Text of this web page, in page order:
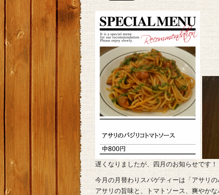
遅くなりましたが、四月のお知らせです！
今月の月替わりスパゲティーは「アサリ
アサリの旨味と、トマトソース、爽やか